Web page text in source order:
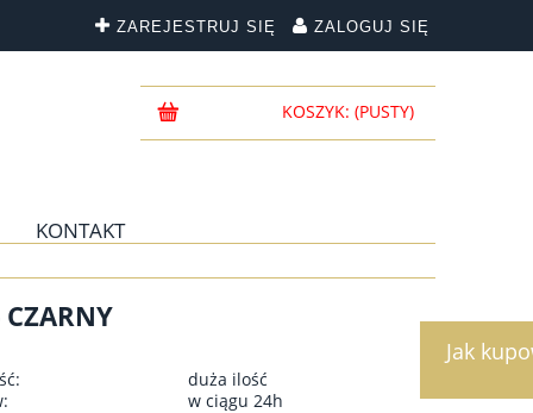
ZAREJESTRUJ SIĘ ZALOGUJ SIĘ
KOSZYK: (PUSTY)
KONTAKT
duża ilość
w ciągu 24h
Jak